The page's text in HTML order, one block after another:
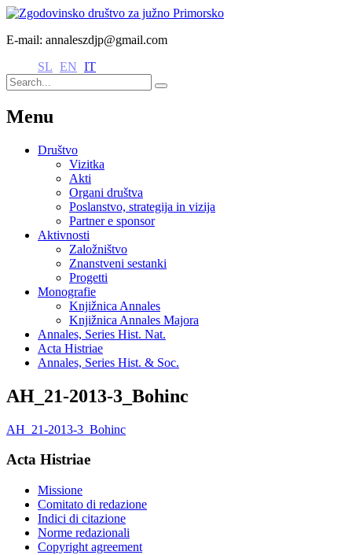
E-mail: annaleszdjp@gmail.com
SL EN IT
Menu
Društvo
Vizitka
Akti
Organi društva
Poslanstvo, strategija in vizija
Partner e sponsor
Aktivnosti
Založništvo
Znanstveni sestanki
Progetti
Monografie
Knjižnica Annales
Knjižnica Annales Majora
Annales, Series Hist. Nat.
Acta Histriae
Annales, Series Hist. & Soc.
AH_21-2013-3_Bohinc
AH_21-2013-3_Bohinc
Acta Histriae
Missione
Comitato di redazione
Indici di citazione
Norme redazionali
Copyright agreement